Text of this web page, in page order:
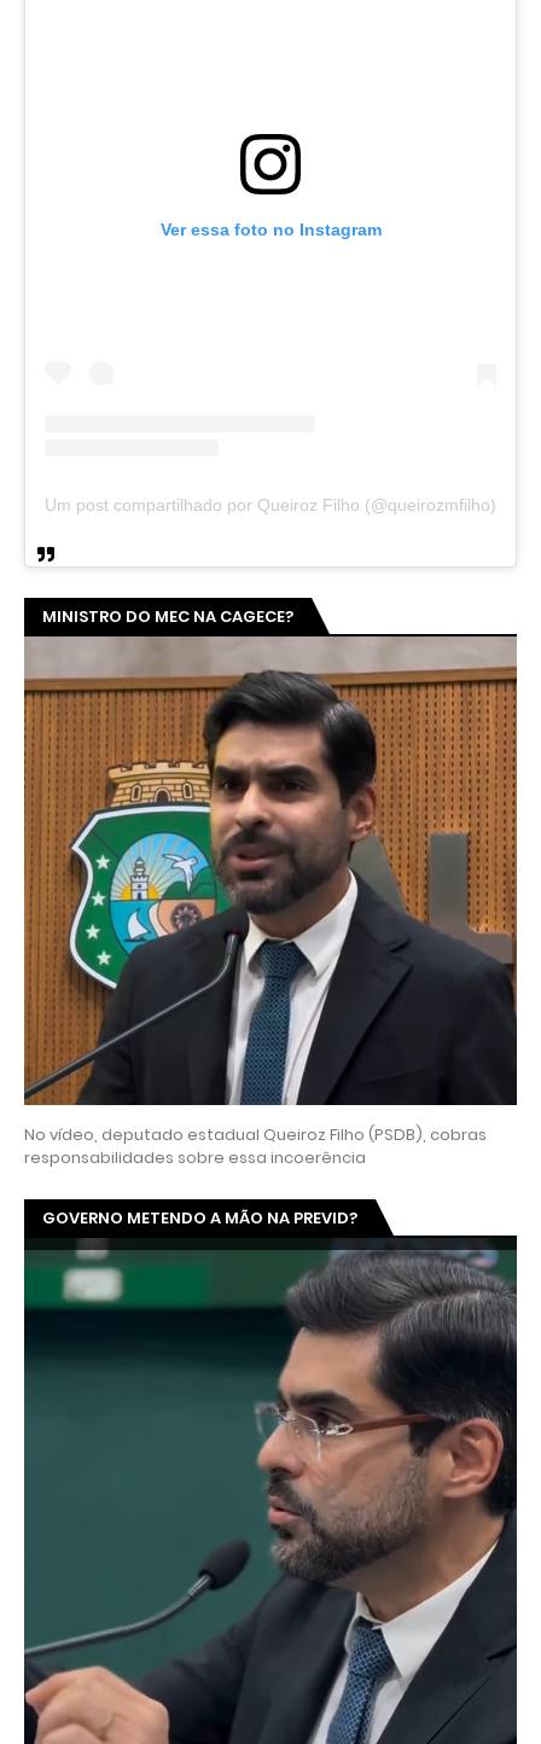
Ver essa foto no Instagram
Um post compartilhado por Queiroz Filho (@queirozmfilho)
MINISTRO DO MEC NA CAGECE?
No vídeo, deputado estadual Queiroz Filho (PSDB), cobras
responsabilidades sobre essa incoerência
GOVERNO METENDO A MÃO NA PREVID?